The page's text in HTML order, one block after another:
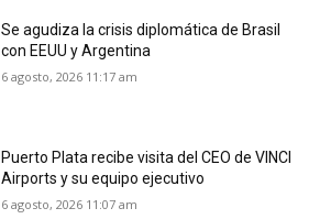
Se agudiza la crisis diplomática de Brasil
con EEUU y Argentina
6 agosto, 2026 11:17 am
Puerto Plata recibe visita del CEO de VINCI
Airports y su equipo ejecutivo
6 agosto, 2026 11:07 am